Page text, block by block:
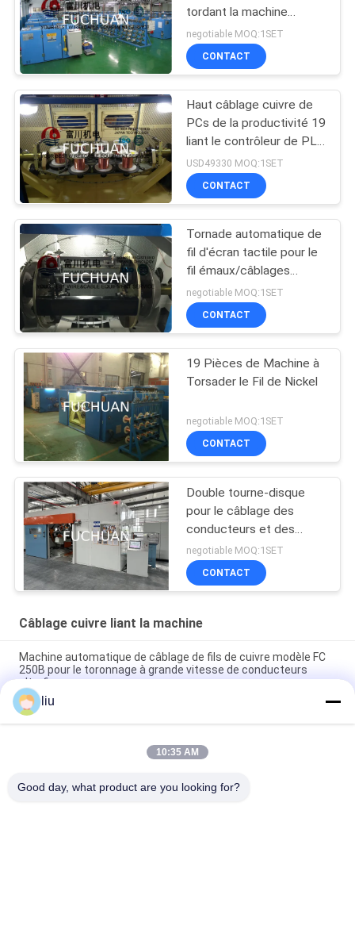
tordant la machine
opération facile
negotiable MOQ:1SET
CONTACT
Haut câblage cuivre de
PCs de la productivité 19
liant le contrôleur de PLC
de la machine 2000 t/mn
USD49330 MOQ:1SET
CONTACT
Tornade automatique de
fil d'écran tactile pour le
fil émaux/câblages
cuivre nus
negotiable MOQ:1SET
CONTACT
19 Pièces de Machine à
Torsader le Fil de Nickel
negotiable MOQ:1SET
CONTACT
Double tourne-disque
pour le câblage des
conducteurs et des
noyaux de câbles
negotiable MOQ:1SET
CONTACT
Câblage cuivre liant la machine
Machine automatique de câblage de fils de cuivre modèle FC
250B pour le toronnage à grande vitesse de conducteurs
ultrafins
Fuchuan 800 machine à câble de cuivre à haute vitesse à
double torsion
Machine à doubler et torsader les câbles en fil de cuivre à
liu
10:35 AM
Good day, what product are you looking for?